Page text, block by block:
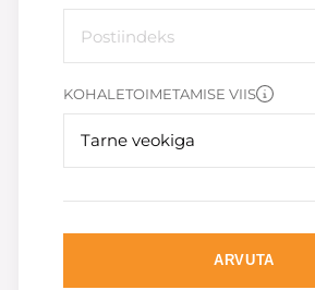
KOHALETOIMETAMISE VIIS
Tarne veokiga
ARVUTA